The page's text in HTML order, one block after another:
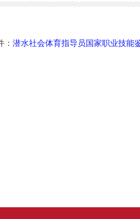
潜水社会体育指导员国家职业技能